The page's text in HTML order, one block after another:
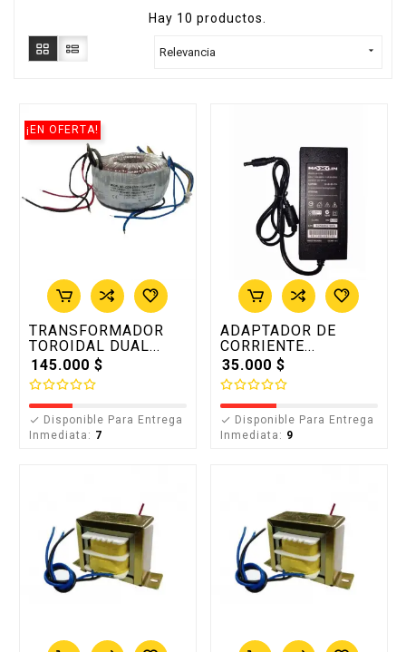
Hay 10 productos.
Relevancia 
¡EN OFERTA!
TRANSFORMADOR
TOROIDAL DUAL...
145.000 $
 Disponible Para Entrega
Inmediata: 7
ADAPTADOR DE
CORRIENTE...
35.000 $
 Disponible Para Entrega
Inmediata: 9